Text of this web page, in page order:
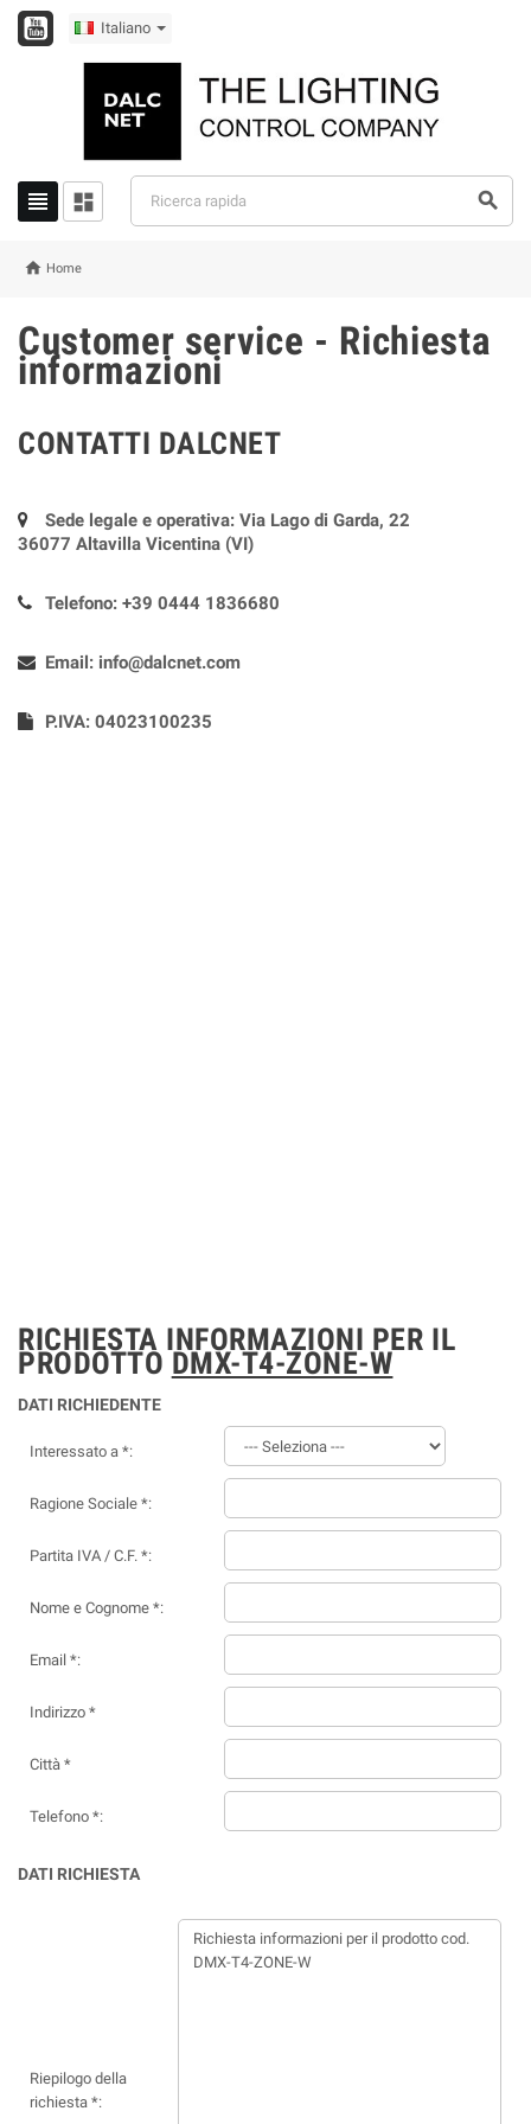
Italiano
  
 Home
Customer service - Richiesta
informazioni
CONTATTI DALCNET
Sede legale e operativa: Via Lago di Garda, 22
36077 Altavilla Vicentina (VI)
Telefono: +39 0444 1836680
Email: info@dalcnet.com
P.IVA: 04023100235
RICHIESTA INFORMAZIONI PER IL
PRODOTTO DMX-T4-ZONE-W
DATI RICHIEDENTE
Interessato a *:
Ragione Sociale *:
Partita IVA / C.F. *:
Nome e Cognome *:
Email *:
Indirizzo *
Città *
Telefono *:
DATI RICHIESTA
Riepilogo della
richiesta *: